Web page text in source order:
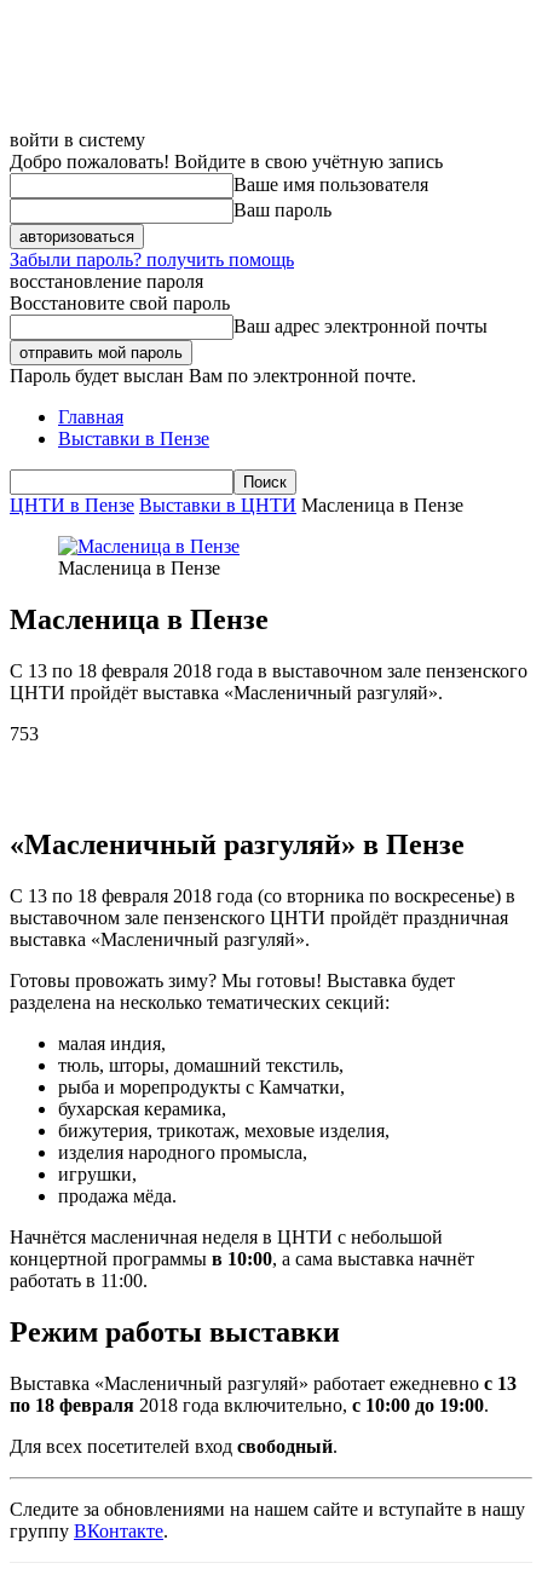
войти в систему
Добро пожаловать! Войдите в свою учётную запись
Ваше имя пользователя
Ваш пароль
Забыли пароль? получить помощь
восстановление пароля
Восстановите свой пароль
Ваш адрес электронной почты
Пароль будет выслан Вам по электронной почте.
Главная
Выставки в Пензе
ЦНТИ в Пензе Выставки в ЦНТИ Масленица в Пензе
Масленица в Пензе
Масленица в Пензе
C 13 по 18 февраля 2018 года в выставочном зале пензенского
ЦНТИ пройдёт выставка «Масленичный разгуляй».
753
«Масленичный разгуляй» в Пензе
С 13 по 18 февраля 2018 года (со вторника по воскресенье) в
выставочном зале пензенского ЦНТИ пройдёт праздничная
выставка «Масленичный разгуляй».
Готовы провожать зиму? Мы готовы! Выставка будет
разделена на несколько тематических секций:
малая индия,
тюль, шторы, домашний текстиль,
рыба и морепродукты с Камчатки,
бухарская керамика,
бижутерия, трикотаж, меховые изделия,
изделия народного промысла,
игрушки,
продажа мёда.
Начнётся масленичная неделя в ЦНТИ с небольшой
концертной программы в 10:00, а сама выставка начнёт
работать в 11:00.
Режим работы выставки
Выставка «Масленичный разгуляй» работает ежедневно с 13
по 18 февраля 2018 года включительно, с 10:00 до 19:00.
Для всех посетителей вход свободный.
Следите за обновлениями на нашем сайте и вступайте в нашу
группу ВКонтакте.